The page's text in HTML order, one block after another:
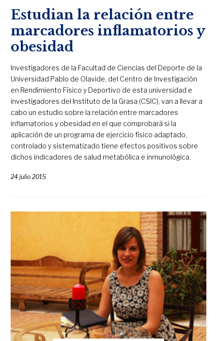
Estudian la relación entre
marcadores inflamatorios y
obesidad
Investigadores de la Facultad de Ciencias del Deporte de la
Universidad Pablo de Olavide, del Centro de Investigación
en Rendimiento Físico y Deportivo de esta universidad e
investigadores del Instituto de la Grasa (CSIC), van a llevar a
cabo un estudio sobre la relación entre marcadores
inflamatorios y obesidad en el que comprobará si la
aplicación de un programa de ejercicio físico adaptado,
controlado y sistematizado tiene efectos positivos sobre
dichos indicadores de salud metabólica e inmunológica.
24 julio 2015